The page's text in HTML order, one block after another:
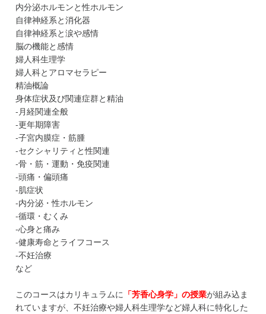
内分泌ホルモンと性ホルモン
自律神経系と消化器
自律神経系と涙や感情
脳の機能と感情
婦人科生理学
婦人科とアロマセラピー
精油概論
身体症状及び関連症群と精油
-月経関連全般
-更年期障害
-子宮内膜症・筋腫
-セクシャリティと性関連
-骨・筋・運動・免疫関連
-頭痛・偏頭痛
-肌症状
-内分泌・性ホルモン
-循環・むくみ
-心身と痛み
-健康寿命とライフコース
-不妊治療
など
このコースはカリキュラムに 「芳香心身学」の授業が組み込ま
れていますが、不妊治療や婦人科生理学など婦人科に特化した